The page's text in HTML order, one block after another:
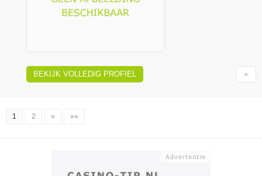
BEKIJK VOLLEDIG PROFIEL
1 2 » »»